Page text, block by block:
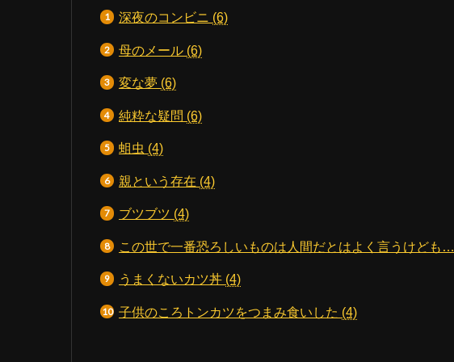
深夜のコンビニ (6)
母のメール (6)
変な夢 (6)
純粋な疑問 (6)
蛆虫 (4)
親という存在 (4)
ブツブツ (4)
この世で一番恐ろしいものは人間だとはよく言うけども…
うまくないカツ丼 (4)
子供のころトンカツをつまみ食いした (4)